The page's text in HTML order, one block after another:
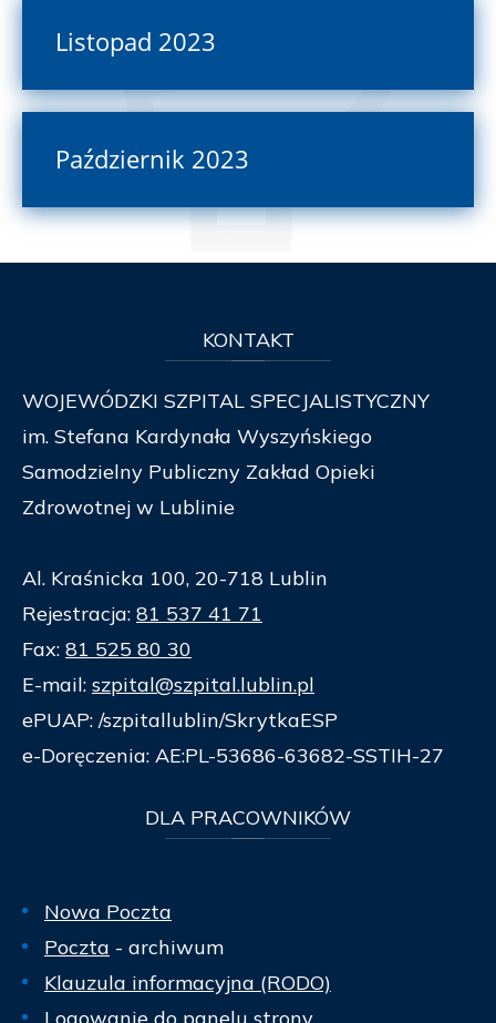
Listopad 2023
Październik 2023
KONTAKT
WOJEWÓDZKI SZPITAL SPECJALISTYCZNY
im. Stefana Kardynała Wyszyńskiego
Samodzielny Publiczny Zakład Opieki
Zdrowotnej w Lublinie
Al. Kraśnicka 100, 20-718 Lublin
Rejestracja: 81 537 41 71
Fax: 81 525 80 30
E-mail: szpital@szpital.lublin.pl
ePUAP: /szpitallublin/SkrytkaESP
e-Doręczenia: AE:PL-53686-63682-SSTIH-27
DLA PRACOWNIKÓW
Nowa Poczta
Poczta - archiwum
Klauzula informacyjna (RODO)
Logowanie do panelu strony